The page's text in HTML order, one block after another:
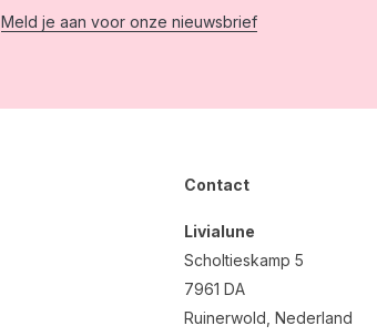
Meld je aan voor onze nieuwsbrief
Contact
Livialune
Scholtieskamp 5
7961 DA
Ruinerwold, Nederland